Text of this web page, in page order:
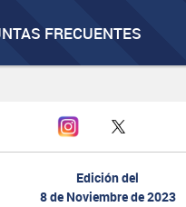
FRECUENTES
Edición del
8 de Noviembre de 2023